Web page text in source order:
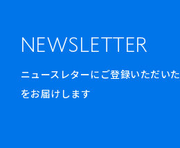
NEWSLETTER
ニュースレターにご登録いただい
をお届けします